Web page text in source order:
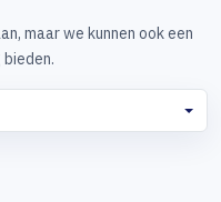
maar we kunnen ook een